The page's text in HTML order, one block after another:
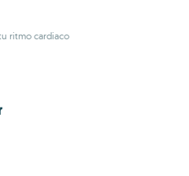
ritmo cardiaco